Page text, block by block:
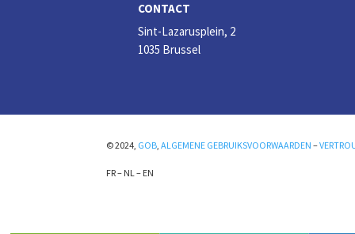
CONTACT
Sint-Lazarusplein, 2
1035 Brussel
© 2024, GOB ,ALGEMENE GEBRUIKSVOORWAARDEN –
FR– NL – EN